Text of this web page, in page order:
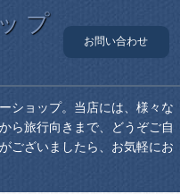
プ
お問い合わせ
ショップ。当店には、様々な
ら旅行向きまで、どうぞご自
ございましたら、お気軽にお